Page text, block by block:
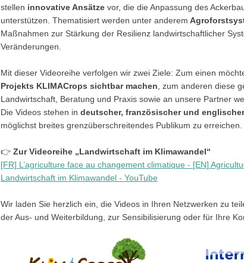
stellen innovative Ansätze vor, die die Anpassung des
unterstützen. Thematisiert werden unter anderem
Maßnahmen zur Stärkung der Resilienz landwirtschaftlicher
Veränderungen.
Mit dieser Videoreihe verfolgen wir zwei Ziele: Zum einen
Projekts KLIMACrops sichtbar machen , zum anderen diese
Landwirtschaft, Beratung und Praxis sowie an unsere Partner
Die Videos stehen in deutscher, französischer und
möglichst breites grenzüberschreitendes Publikum zu erreichen.
👉 Zur Videoreihe „Landwirtschaft im Klimawandel“
[FR] L’agriculture face au changement climatique - [EN]
Landwirtschaft im Klimawandel - YouTube
Wir laden Sie herzlich ein, die Videos in Ihren Netzwerken zu
der Aus- und Weiterbildung, zur Sensibilisierung oder für Ihre